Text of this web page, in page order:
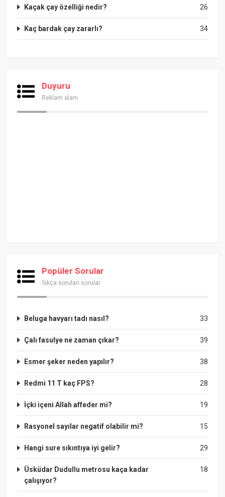
26
Kaçak çay özelliği nedir?
34
Kaç bardak çay zararlı?
Duyuru
Reklam alanı
Popüler Sorular
Sıkça sorulan sorular
33
Beluga havyarı tadı nasıl?
39
Çalı fasulye ne zaman çıkar?
38
Esmer şeker neden yapılır?
28
Redmi 11 T kaç FPS?
19
İçki içeni Allah affeder mi?
15
Rasyonel sayılar negatif olabilir mi?
29
Hangi sure sıkıntıya iyi gelir?
18
Üsküdar Dudullu metrosu kaça kadar
çalışıyor?